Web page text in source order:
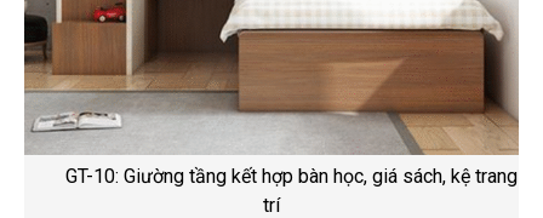
GT-10: Giường tầng kết hợp bàn học, giá sách, kệ trang
trí